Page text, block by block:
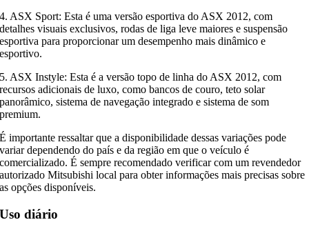
4. ASX Sport: Esta é uma versão esportiva do ASX 2012, com
detalhes visuais exclusivos, rodas de liga leve maiores e suspensão
esportiva para proporcionar um desempenho mais dinâmico e
esportivo.
5. ASX Instyle: Esta é a versão topo de linha do ASX 2012, com
recursos adicionais de luxo, como bancos de couro, teto solar
panorâmico, sistema de navegação integrado e sistema de som
premium.
É importante ressaltar que a disponibilidade dessas variações pode
variar dependendo do país e da região em que o veículo é
comercializado. É sempre recomendado verificar com um revendedor
autorizado Mitsubishi local para obter informações mais precisas sobre
as opções disponíveis.
Uso diário